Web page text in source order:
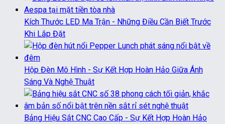
Kích Thước LED Ma Trận - Những Điều Cần Biết Trước
Khi Lắp Đặt
Hộp Đèn Mô Hình - Sự Kết Hợp Hoàn Hảo Giữa Ánh
Sáng Và Nghệ Thuật
Bảng Hiệu Sắt CNC Cao Cấp - Sự Kết Hợp Hoàn Hảo